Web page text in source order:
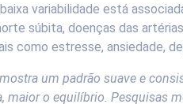
variabilidade está
súbita, doenças das
como estresse, ansiedade,
um padrão suave e
maior o equilíbrio. Pesquisas